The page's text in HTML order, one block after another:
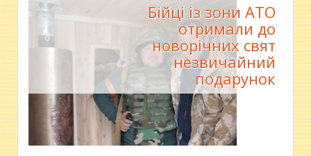
Бійці із зони АТО
отримали до
новорічних свят
незвичайний
подарунок